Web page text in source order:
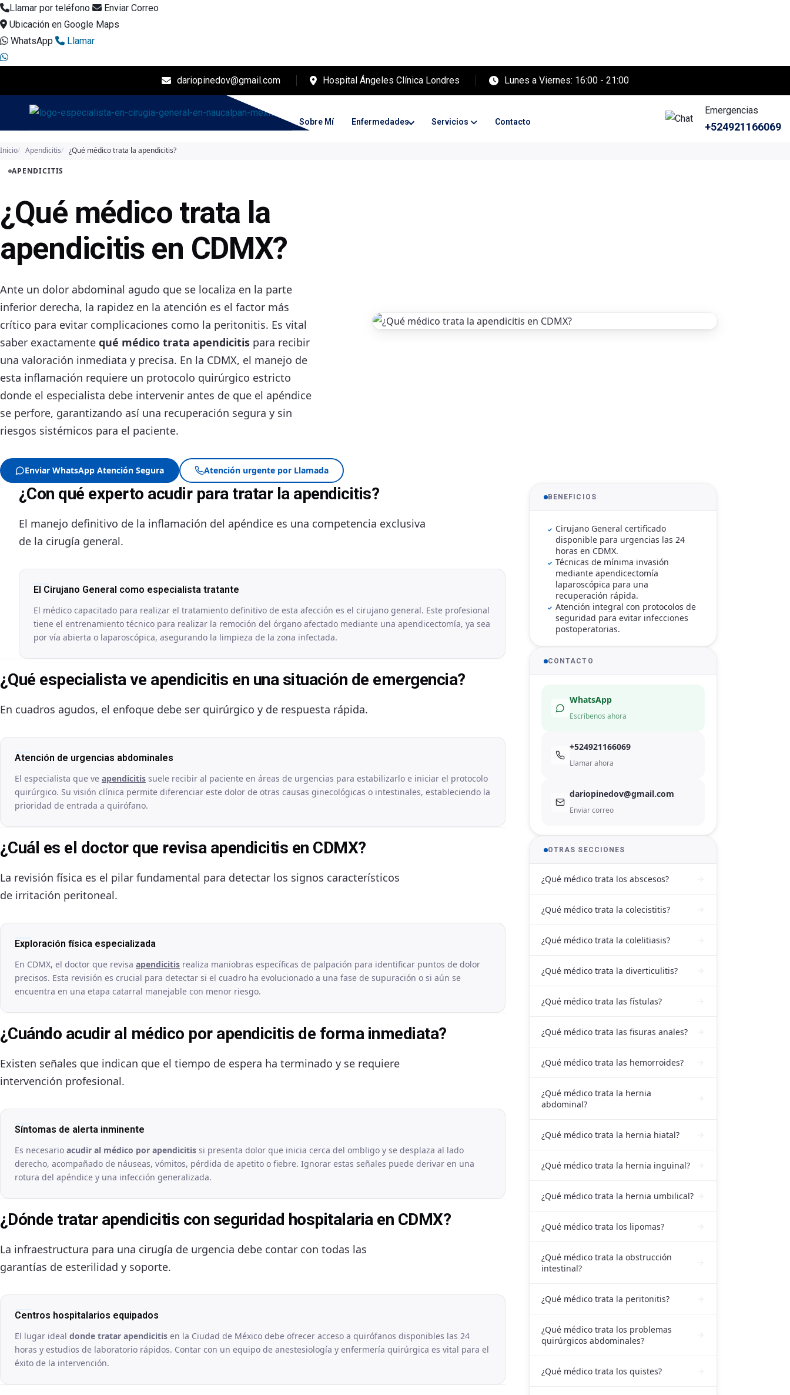
Llamar por teléfono
Enviar Correo
Ubicación en Google Maps
WhatsApp
Llamar
dariopinedov@gmail.com Hospital Ángeles Clínica Londres Lunes a Viernes: 16:00 - 21:00
Inicio Sobre Mí Enfermedades Servicios Contacto
Emergencias
+524921166069
Inicio Apendicitis ¿Qué médico trata la apendicitis?
APENDICITIS
¿Qué médico trata la
apendicitis en CDMX?
Ante un dolor abdominal agudo que se localiza en la parte
inferior derecha, la rapidez en la atención es el factor más
crítico para evitar complicaciones como la peritonitis. Es vital
saber exactamente qué médico trata apendicitis para recibir
una valoración inmediata y precisa. En la CDMX, el manejo de
esta inflamación requiere un protocolo quirúrgico estricto
donde el especialista debe intervenir antes de que el apéndice
se perfore, garantizando así una recuperación segura y sin
riesgos sistémicos para el paciente.
Enviar WhatsApp Atención Segura Atención urgente por Llamada
¿Con qué experto acudir para tratar la apendicitis?
El manejo definitivo de la inflamación del apéndice es una competencia exclusiva
de la cirugía general.
El Cirujano General como especialista tratante
El médico capacitado para realizar el tratamiento definitivo de esta afección es el cirujano general. Este profesional
tiene el entrenamiento técnico para realizar la remoción del órgano afectado mediante una apendicectomía, ya sea
por vía abierta o laparoscópica, asegurando la limpieza de la zona infectada.
¿Qué especialista ve apendicitis en una situación de emergencia?
En cuadros agudos, el enfoque debe ser quirúrgico y de respuesta rápida.
Atención de urgencias abdominales
El especialista que ve apendicitis suele recibir al paciente en áreas de urgencias para estabilizarlo e iniciar el protocolo
quirúrgico. Su visión clínica permite diferenciar este dolor de otras causas ginecológicas o intestinales, estableciendo la
prioridad de entrada a quirófano.
¿Cuál es el doctor que revisa apendicitis en CDMX?
La revisión física es el pilar fundamental para detectar los signos característicos
de irritación peritoneal.
Exploración física especializada
En CDMX, el doctor que revisa apendicitis realiza maniobras específicas de palpación para identificar puntos de dolor
precisos. Esta revisión es crucial para detectar si el cuadro ha evolucionado a una fase de supuración o si aún se
encuentra en una etapa catarral manejable con menor riesgo.
¿Cuándo acudir al médico por apendicitis de forma inmediata?
Existen señales que indican que el tiempo de espera ha terminado y se requiere
intervención profesional.
Síntomas de alerta inminente
Es necesario acudir al médico por apendicitis si presenta dolor que inicia cerca del ombligo y se desplaza al lado
derecho, acompañado de náuseas, vómitos, pérdida de apetito o fiebre. Ignorar estas señales puede derivar en una
rotura del apéndice y una infección generalizada.
¿Dónde tratar apendicitis con seguridad hospitalaria en CDMX?
La infraestructura para una cirugía de urgencia debe contar con todas las
garantías de esterilidad y soporte.
Centros hospitalarios equipados
El lugar ideal donde tratar apendicitis en la Ciudad de México debe ofrecer acceso a quirófanos disponibles las 24
horas y estudios de laboratorio rápidos. Contar con un equipo de anestesiología y enfermería quirúrgica es vital para el
éxito de la intervención.
BENEFICIOS
Cirujano General certificado
disponible para urgencias las 24
horas en CDMX.
Técnicas de mínima invasión
mediante apendicectomía
laparoscópica para una
recuperación rápida.
Atención integral con protocolos de
seguridad para evitar infecciones
postoperatorias.
CONTACTO
WhatsApp
Escríbenos ahora
+524921166069
Llamar ahora
dariopinedov@gmail.com
Enviar correo
OTRAS SECCIONES
¿Qué médico trata los abscesos?
¿Qué médico trata la colecistitis?
¿Qué médico trata la colelitiasis?
¿Qué médico trata la diverticulitis?
¿Qué médico trata las fístulas?
¿Qué médico trata las fisuras anales?
¿Qué médico trata las hemorroides?
¿Qué médico trata la hernia
abdominal?
¿Qué médico trata la hernia hiatal?
¿Qué médico trata la hernia inguinal?
¿Qué médico trata la hernia umbilical?
¿Qué médico trata los lipomas?
¿Qué médico trata la obstrucción
intestinal?
¿Qué médico trata la peritonitis?
¿Qué médico trata los problemas
quirúrgicos abdominales?
¿Qué médico trata los quistes?